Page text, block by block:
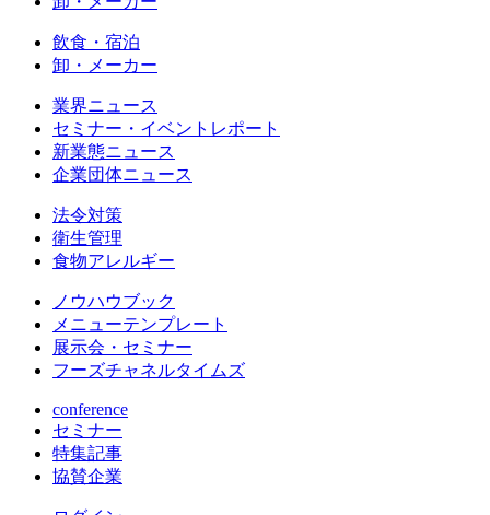
飲食・宿泊
卸・メーカー
業界ニュース
セミナー・イベントレポート
新業態ニュース
企業団体ニュース
法令対策
衛生管理
食物アレルギー
ノウハウブック
メニューテンプレート
展示会・セミナー
フーズチャネルタイムズ
conference
セミナー
特集記事
協賛企業